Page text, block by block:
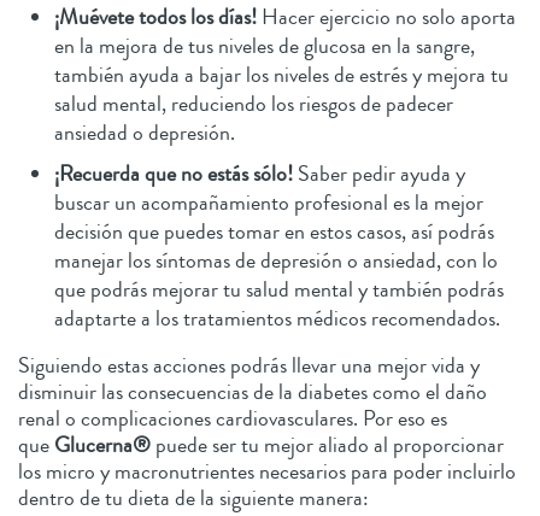
¡Muévete todos los días!Hacer ejercicio no solo aporta
en la mejora de tus niveles de glucosa en la sangre,
también ayuda a bajar los niveles de estrés y mejora tu
salud mental, reduciendo los riesgos de padecer
ansiedad o depresión.
¡Recuerda que no estás sólo!Saber pedir ayuda y
buscar un acompañamiento profesional es la mejor
decisión que puedes tomar en estos casos, así podrás
manejar los síntomas de depresión o ansiedad, con lo
que podrás mejorar tu salud mental y también podrás
adaptarte a los tratamientos médicos recomendados.
Siguiendo estas acciones podrás llevar una mejor vida y
disminuir las consecuencias de la diabetes como el daño
renal o complicaciones cardiovasculares. Por eso es
queGlucerna®puede ser tu mejor aliado al proporcionar
los micro y macronutrientes necesarios para poder incluirlo
dentro de tu dieta de la siguiente manera: